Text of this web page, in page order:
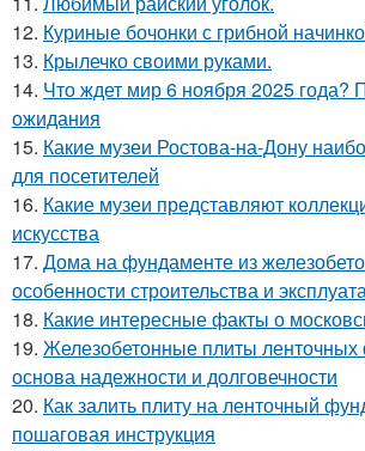
12. Куриные бочонки с грибной
13. Крылечко своими руками.
14. Что ждет мир 6 ноября 2025 года?
ожидания
15. Какие музеи Ростова-на-Дону
для посетителей
16. Какие музеи представляют
искусства
17. Дома на фундаменте из
особенности строительства и
18. Какие интересные факты о
19. Железобетонные плиты
основа надежности и долговечности
20. Как залить плиту на ленточный
пошаговая инструкция